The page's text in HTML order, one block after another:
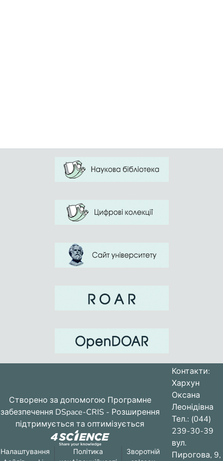
Створено за допомогою Програмне
забезпечення DSpace-CRIS - Розширення
підтримується та оптимізується
Налаштування
Політика
Зворотній
Контакти:
Хархун
Оксана
Леонідівна
Тел.: (044)
239-30-39
вул.
Пирогова, 9,